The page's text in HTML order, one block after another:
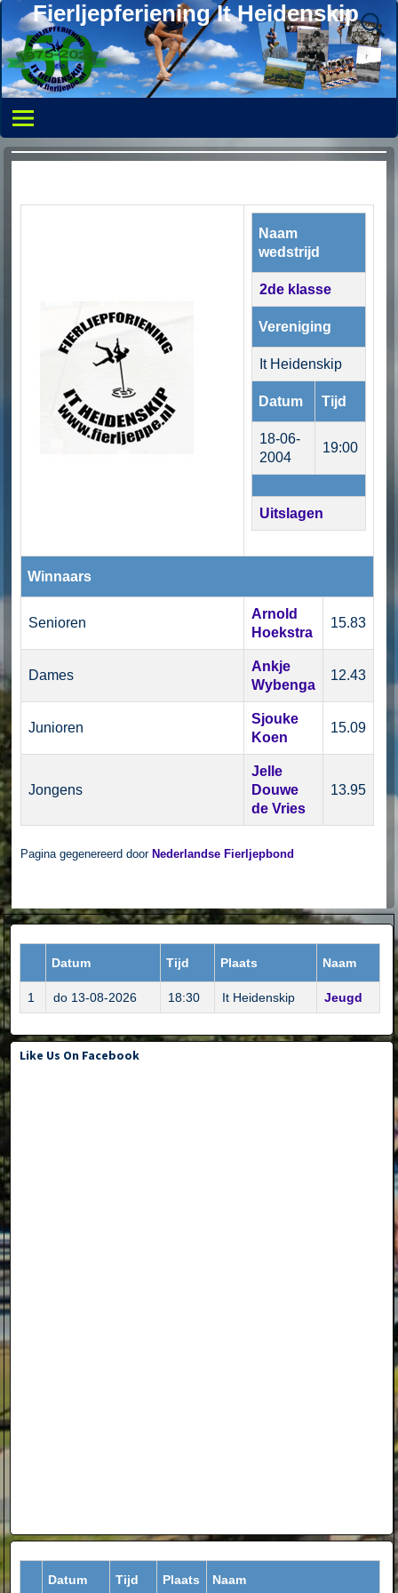
Fierljepferiening It Heidenskip
Naam
wedstrijd
2de klasse
Vereniging
It Heidenskip
Datum Tijd
18-06-
2004
19:00
Uitslagen
Winnaars
Senioren
Arnold
Hoekstra
15.83
Dames
Ankje
Wybenga
12.43
Junioren
Sjouke
Koen
15.09
Jongens
Jelle
Douwe
de Vries
13.95
Pagina gegenereerd door Nederlandse Fierljepbond
Datum Tijd Plaats Naam
1 do 13-08-2026 18:30 It Heidenskip Jeugd
Like Us On Facebook
Datum Tijd Plaats Naam